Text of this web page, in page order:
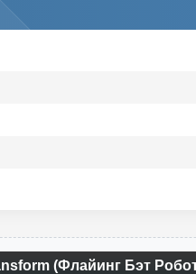
(Флайинг Бэт